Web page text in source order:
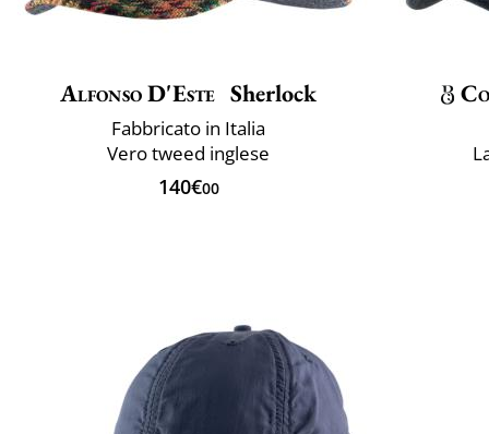
Alfonso D'Este Sherlock
Fabbricato in Italia
Vero tweed inglese
140€00